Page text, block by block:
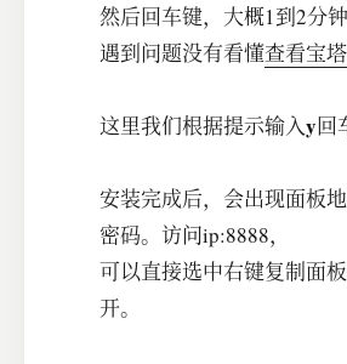
然后回车键，大概1到2分
遇到问题没有看懂查看宝
这里我们根据提示输入y回
安装完成后，会出现面板
密码。访问ip:8888，
可以直接选中右键复制面
开。